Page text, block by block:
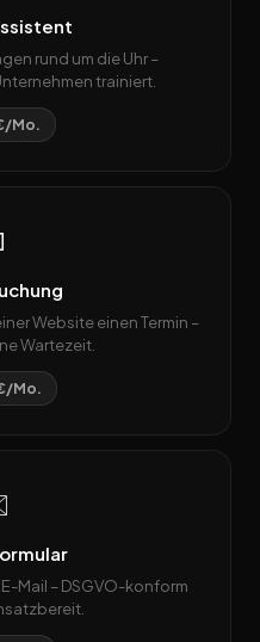
rund um die Uhr –
trainiert.
Mo.
Website einen Termin –
Wartezeit.
Mo.
Mail – DSGVO-konform